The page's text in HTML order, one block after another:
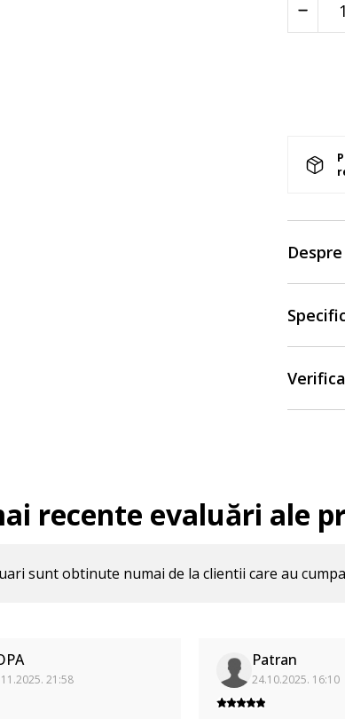
recente evaluări ale
sunt obtinute numai de la clientii care au
21:58
Patran
24.10.2025. 16:10